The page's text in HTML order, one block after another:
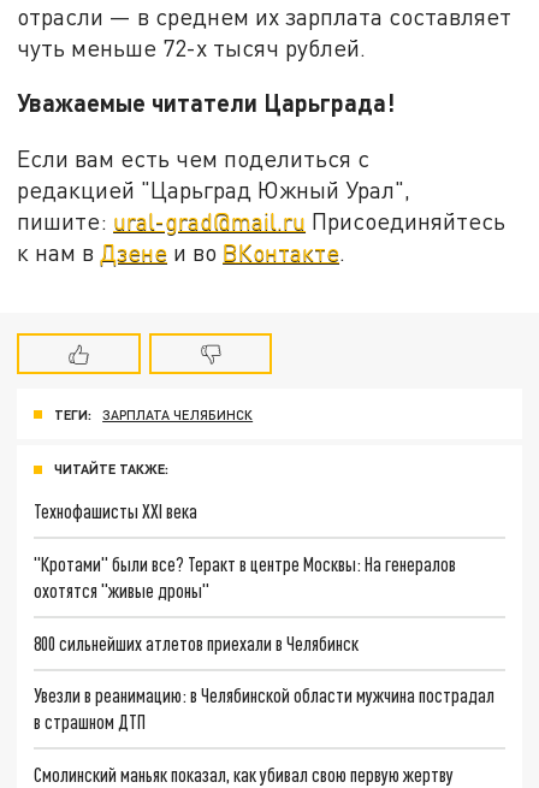
отрасли — в среднем их зарплата составляет
чуть меньше 72-х тысяч рублей.
Уважаемые читатели Царьграда!
Если вам есть чем поделиться с
редакцией "Царьград Южный Урал",
пишите: ural-grad@mail.ru Присоединяйтесь
к нам в Дзене и во ВКонтакте.
ТЕГИ: ЗАРПЛАТА ЧЕЛЯБИНСК
ЧИТАЙТЕ ТАКЖЕ:
Технофашисты XXI века
"Кротами" были все? Теракт в центре Москвы: На генералов
охотятся "живые дроны"
800 сильнейших атлетов приехали в Челябинск
Увезли в реанимацию: в Челябинской области мужчина пострадал
в страшном ДТП
Смолинский маньяк показал, как убивал свою первую жертву